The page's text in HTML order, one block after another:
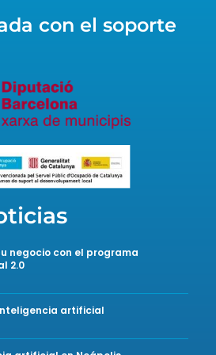
con el soporte
negocio con el programa
2.0
artificial